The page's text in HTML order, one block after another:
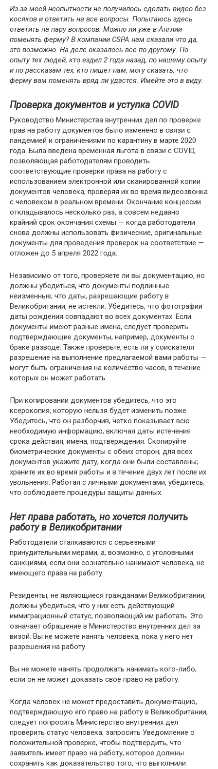
Из-за моей неопытности не получилось сделать видео без
косяков и ответить на все вопросы. Попытаюсь здесь
ответить на пару вопросов. Можно ли уже в Англии
поменять ферму? В компании CSPA нам сказали что да,
это возможно. На деле оказалось все по другому. По
опыту тех людей, кто ездил 2 года назад, по нашему опыту
и по рассказам тех, кто пишет нам, могу сказать, что
ферму вам поменять вряд ли удастся. Имейте это в виду.
Проверка документов и уступка COVID
Руководство Министерства внутренних дел по проверке
прав на работу документов было изменено в связи с
пандемией и ограничениями по карантину в марте 2020
года. Была введена временная льгота в связи с COVID,
позволяющая работодателям проводить
соответствующие проверки права на работу с
использованием электронной или сканированной копии
документов человека, проверяя их во время видеозвонка
с человеком в реальном времени. Окончание концессии
откладывалось несколько раз, а совсем недавно
крайний срок окончания схемы — когда работодатели
снова должны использовать физические, оригинальные
документы для проведения проверок на соответствие —
отложен до 5 апреля 2022 года.
Независимо от того, проверяете ли вы документацию, но
должны убедиться, что документы подлинные
неизменные; что даты, разрешающие работу в
Великобритании, не истекли. Убедитесь, что фотографии
даты рождения совпадают во всех документах. Если
документы имеют разные имена, следует проверить
подтверждающие документы, например, документы о
браке разводе. Также проверьте, есть ли у соискателя
разрешение на выполнение предлагаемой вами работы —
могут быть ограничения на количество часов, в течение
которых он может работать.
При копировании документов убедитесь, что это
ксерокопия, которую нельзя будет изменить позже.
Убедитесь, что он разборчив, четко показывает всю
необходимую информацию, включая даты истечения
срока действия, имена, подтверждения. Скопируйте
биометрические документы с обеих сторон; для всех
документов укажите дату, когда они были составлены;
храните их во время работы и в течение двух лет после их
увольнения. Работая с личными документами, убедитесь,
что соблюдаете процедуры защиты данных.
Нет права работать, но хочется получить
работу в Великобритании
Работодатели сталкиваются с серьезными
принудительными мерами, а, возможно, с уголовными
санкциями, если они сознательно нанимают человека, не
имеющего права на работу.
Резиденты, не являющиеся гражданами Великобритании,
должны убедиться, что у них есть действующий
иммиграционный статус, позволяющий им работать. Это
означает обращение в Министерство внутренних дел за
визой. Вы не можете нанять человека, пока у него нет
разрешения на работу.
Вы не можете нанять продолжать нанимать кого-либо,
если он не может доказать свое право на работу.
Когда человек не может предоставить документацию,
подтверждающую его право на работу в Великобритании,
следует попросить Министерство внутренних дел
проверить статус человека; запросить Уведомление о
положительной проверке, чтобы подтвердить, что
заявитель имеет право на работу, которое должны
сохранить как доказательство того, что выполнили